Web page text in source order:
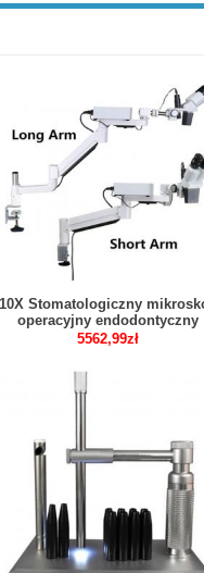
10X Stomatologiczny
operacyjny endodontyczny
mikroskop chirurgiczny
5562,99zł